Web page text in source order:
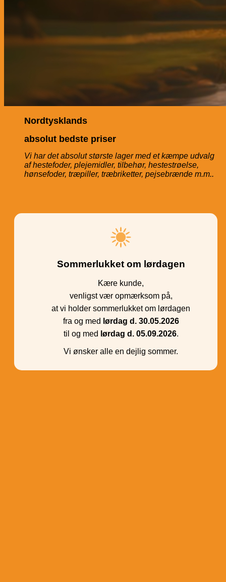
Nordtysklands
absolut bedste priser
Vi har det absolut største lager med et kæmpe udvalg
afhestefoder, plejemidler, tilbehør, hestestrøelse,
hønsefoder, træpiller, træbriketter, pejsebrænde m.m..
Sommerlukket om lørdagen
Kære kunde,
venligst vær opmærksom på,
at vi holder sommerlukket om lørdagen
fra og med lørdag d. 30.05.2026
til og med lørdag d. 05.09.2026.
Vi ønsker alle en dejlig sommer.